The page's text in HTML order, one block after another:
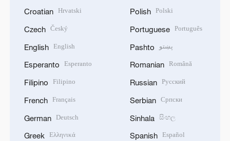
Croatian Hrvatski
Czech Český
English English
Esperanto Esperanto
Filipino Filipino
French Français
German Deutsch
Greek Ελληνικά
Polish Polski
Portuguese Português
Pashto پښتو
Romanian Română
Russian Русский
Serbian Српски
Sinhala සිංහල
Spanish Español